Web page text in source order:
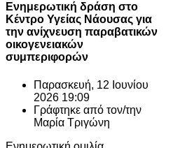
Ενημερωτική δράση στο
Κέντρο Υγείας Νάουσας για
την ανίχνευση παραβατικών
οικογενειακών
συμπεριφορών
Παρασκευή, 12 Ιουνίου
2026 19:09
Γράφτηκε από τον/την
Μαρία Τριγώνη